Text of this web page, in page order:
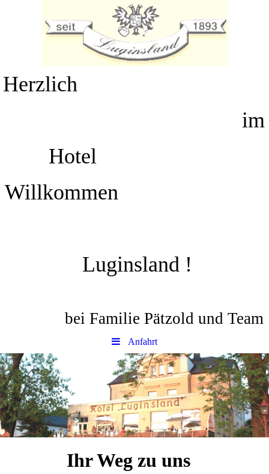
Herzlich
im
Hotel
Willkommen
Luginsland !
bei Familie Pätzold und Team
Anfahrt
Ihr Weg zu uns